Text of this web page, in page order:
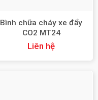
Bình chữa cháy xe đẩy
CO2 MT24
Liên hệ